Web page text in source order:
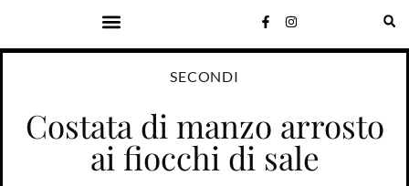
SECONDI
Costata di manzo arrosto
ai fiocchi di sale